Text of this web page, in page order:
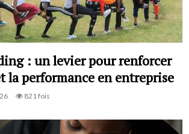
: un levier pour renforcer
la performance en entreprise
821 fois